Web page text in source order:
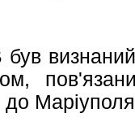
визнаний
до